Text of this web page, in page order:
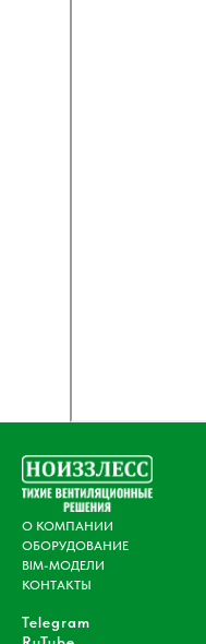
О КОМПАНИИ
ОБОРУДОВАНИЕ
BIM-МОДЕЛИ
КОНТАКТЫ
Telegram